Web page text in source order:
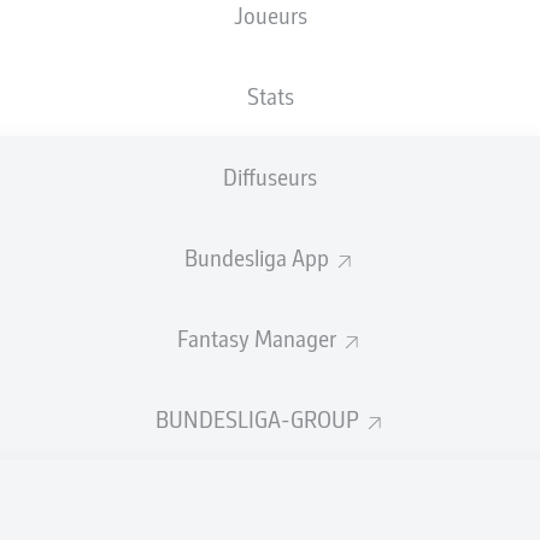
Joueurs
Stats
Diffuseurs
Bundesliga App
Fantasy Manager
BUNDESLIGA-GROUP
Publicité